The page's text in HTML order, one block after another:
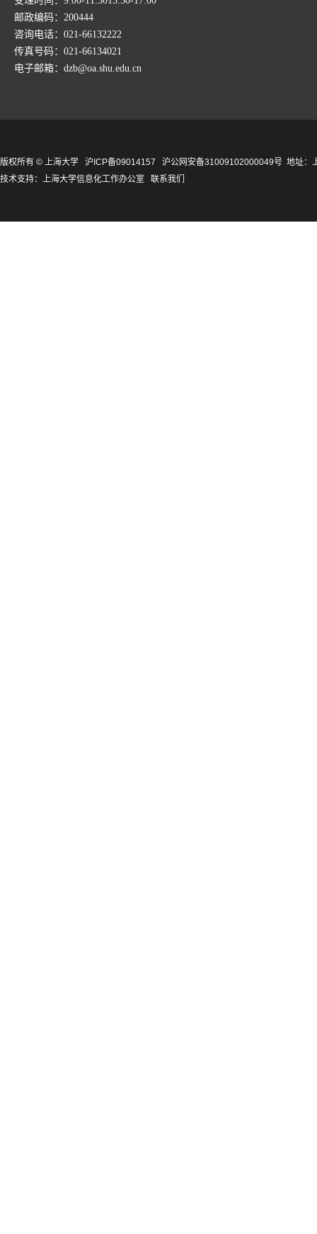
邮政编码：200444
咨询电话：021-66132222
传真号码：021-66134021
电子邮箱：dzb@oa.shu.edu.cn
版权所有 © 上海大学 沪ICP备09014157 沪公网安备31009102000049号 地址：
技术支持： 上海大学信息化工作办公室 联系我们